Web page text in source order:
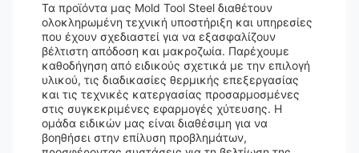
Τα προϊόντα μας Mold Tool Steel διαθέτουν
ολοκληρωμένη τεχνική υποστήριξη και υπηρεσίες
που έχουν σχεδιαστεί για να εξασφαλίζουν
βέλτιστη απόδοση και μακροζωία. Παρέχουμε
καθοδήγηση από ειδικούς σχετικά με την επιλογή
υλικού, τις διαδικασίες θερμικής επεξεργασίας
και τις τεχνικές κατεργασίας προσαρμοσμένες
στις συγκεκριμένες εφαρμογές χύτευσης. Η
ομάδα ειδικών μας είναι διαθέσιμη για να
βοηθήσει στην επίλυση προβλημάτων,